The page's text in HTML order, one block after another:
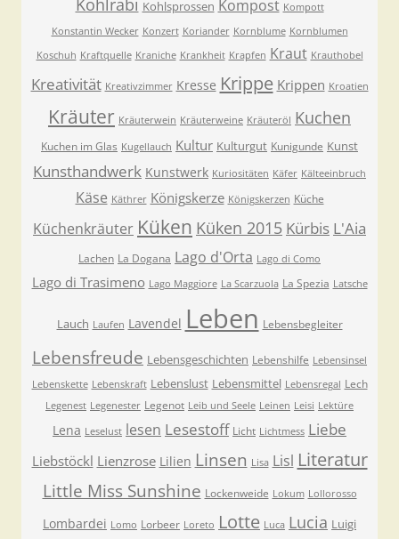
Kohlsprossen Kompost Kompott
Konstantin Wecker Konzert Koriander Kornblume Kornblumen
Koschuh Kraftquelle Kraniche Krankheit Krapfen Kraut Krauthobel
Kreativität Kreativzimmer Kresse Krippe Krippen Kroatien
Kräuter Kräuterwein Kräuterweine Kräuteröl Kuchen
Kuchen im Glas Kugellauch Kultur Kulturgut Kunigunde Kunst
Kunsthandwerk Kunstwerk Kuriositäten Käfer Kälteeinbruch
Käse Käthrer Königskerze Königskerzen Küche
Küchenkräuter Küken Küken 2015 Kürbis L'Aia
Lachen La Dogana Lago d'Orta Lago di Como
Lago di Trasimeno Lago Maggiore La Scarzuola La Spezia Latsche
Lauch Laufen Lavendel Leben Lebensbegleiter
Lebensfreude Lebensgeschichten Lebenshilfe Lebensinsel
Lebenskette Lebenskraft Lebenslust Lebensmittel Lebensregal Lech
Legenest Legenester Legenot Leib und Seele Leinen Leisi Lektüre
Lena Leselust lesen Lesestoff Licht Lichtmess Liebe
Liebstöckl Lienzrose Lilien Linsen Lisa Lisl Literatur
Little Miss Sunshine Lockenweide Lokum Lollorosso
Lombardei Lomo Lorbeer Loreto Lotte Luca Lucia Luigi